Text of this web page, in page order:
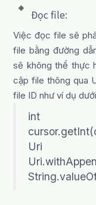
Đọc file:
Việc đọc file sẽ
file bằng đường
sẽ không thể thực
cập file thông qua
file ID như ví dụ
Uri